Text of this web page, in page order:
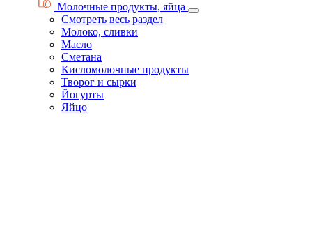
Молочные продукты, яйца
Смотреть весь раздел
Молоко, сливки
Масло
Сметана
Кисломолочные продукты
Творог и сырки
Йогурты
Яйцо